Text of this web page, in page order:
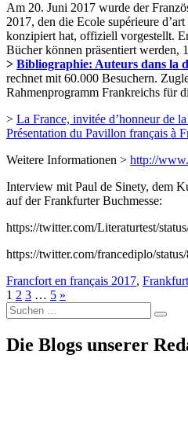
Am 20. Juni 2017 wurde der
2017, den die Ecole supérieure
konzipiert hat, offiziell vorgestellt.
Bücher können präsentiert werden,
> Bibliographie: Auteurs dans la
rechnet mit 60.000 Besuchern.
Rahmenprogramm Frankreichs für
> La France, invitée d’honneur de
Présentation du Pavillon français à
Weitere Informationen > http://
Interview mit Paul de Sinety, dem
auf der Frankfurter Buchmesse:
https://twitter.com/Literaturtest/
https://twitter.com/francediplo/
Francfort en français 2017,
1 2 3 … 5 »
Suche
nach:
Die Blogs unserer